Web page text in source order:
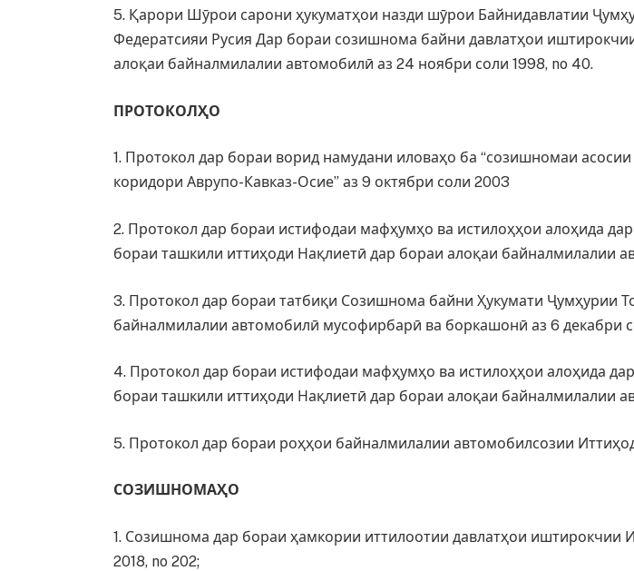
5. Қарори Шӯрои сарони ҳукуматҳои назди шӯрои Байнидавлатии
Федератсияи Русия Дар бораи созишнома байни давлатҳои
алоқаи байналмилалии автомобилӣ аз 24 ноябри соли 1998, no 40.
ПРОТОКОЛҲО
1. Протокол дар бораи ворид намудани иловаҳо ба “созишномаи
коридори Аврупо-Кавказ-Осие” аз 9 октябри соли 2003
2. Протокол дар бораи истифодаи мафҳумҳо ва истилоҳҳои алоҳида
бораи ташкили иттиҳоди Нақлиетӣ дар бораи алоқаи байналмилалии
3. Протокол дар бораи татбиқи Созишнома байни Ҳукумати Ҷумҳурии
байналмилалии автомобилӣ мусофирбарӣ ва боркашонӣ аз 6 декабри
4. Протокол дар бораи истифодаи мафҳумҳо ва истилоҳҳои алоҳида
бораи ташкили иттиҳоди Нақлиетӣ дар бораи алоқаи байналмилалии
5. Протокол дар бораи роҳҳои байналмилалии автомобилсозии
СОЗИШНОМАҲО
1. Созишнома дар бораи ҳамкории иттилоотии давлатҳои
2018, no 202;